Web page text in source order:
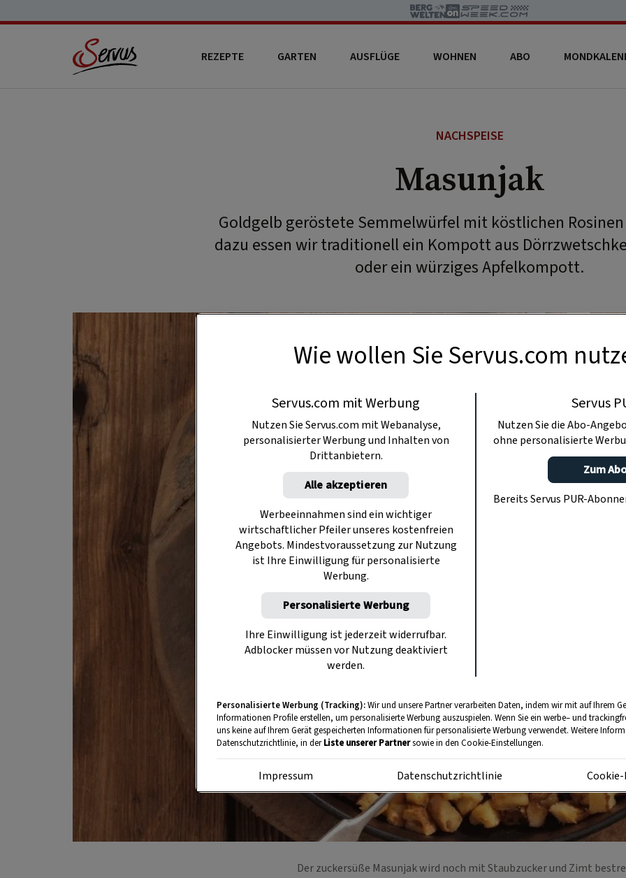
REZEPTE GARTEN AUSFLÜGE WOHNEN ABO
NACHSPEISE
Masunjak
Goldgelb geröstete Semmelwürfel mit köstlichen Rosinen
dazu essen wir traditionell ein Kompott aus
oder ein würziges Apfelkompott.
Der zuckersüße Masunjak wird noch mit Staubzucker und Zimt
Wie wollen Sie Servus.com
Servus.com mit Werbung
Nutzen Sie Servus.com mit Webanalyse,
personalisierter Werbung und Inhalten von
Drittanbietern.
Alle akzeptieren
Werbeeinnahmen sind ein wichtiger
wirtschaftlicher Pfeiler unseres kostenfreien
Angebots. Mindestvoraussetzung zur Nutzung
ist Ihre Einwilligung für personalisierte
Werbung.
Personalisierte Werbung
Ihre Einwilligung ist jederzeit widerrufbar.
Adblocker müssen vor Nutzung deaktiviert
werden.
Servus
Nutzen Sie die Abo-
ohne personalisierte
Zum
Bereits Servus PUR-
Personalisierte Werbung (Tracking):Wir und unsere Partner verarbeiten Daten, indem wir mit auf Ihrem
Informationen Profile erstellen, um personalisierte Werbung auszuspielen. Wenn Sie ein werbe– und
uns keine auf Ihrem Gerät gespeicherten Informationen für personalisierte Werbung verwendet. Weitere
Datenschutzrichtlinie, in derListe unserer Partnersowie in den Cookie-Einstellungen.
Impressum Datenschutzrichtlinie